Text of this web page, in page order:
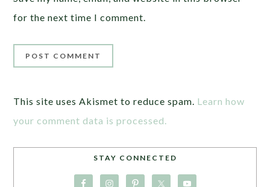
for the next time I comment.
This site uses Akismet to reduce spam. Learn how
your comment data is processed.
STAY CONNECTED